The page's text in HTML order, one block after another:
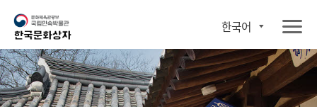
한국어